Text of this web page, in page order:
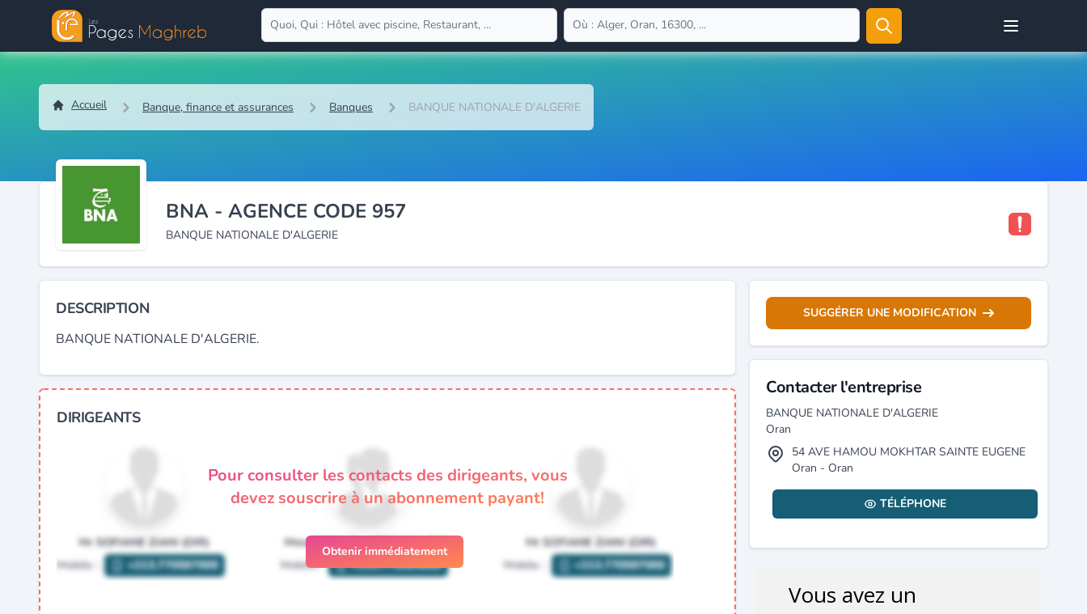
Open user menu
Accueil Banque, finance et assurances Banques BANQUE NATIONALE D'ALGERIE
BNA - AGENCE CODE 957
BANQUE NATIONALE D'ALGERIE
DESCRIPTION
BANQUE NATIONALE D'ALGERIE.
DIRIGEANTS
Pour consulter les contacts des dirigeants, vous
devez souscrire à un abonnement payant!
Obtenir immédiatement
SUGGÉRER UNE MODIFICATION
Contacter l'entreprise
BANQUE NATIONALE D'ALGERIE
Oran
54 AVE HAMOU MOKHTAR SAINTE EUGENE
Oran - Oran
TÉLÉPHONE